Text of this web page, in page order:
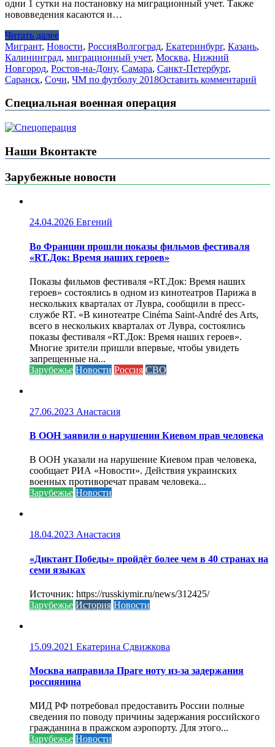
одни 1 сутки на постановку на миграционный учет. Также
нововведения касаются и…
Читать далее
Мигрант, Новости, РоссияВолгоград, Екатеринбург, Казань,
Калининград, миграционный учет, Москва, Нижний
Новгород, Ростов-на-Дону, Самара, Санкт-Петербург,
Саранск, Сочи, ЧМ по футболу 2018Оставить комментарий
Специальная военная операция
Наши Вконтакте
Зарубежные новости
24.04.2026 Евгений
Во Франции прошли показы фильмов фестиваля
«RT.Док: Время наших героев»
Показы фильмов фестиваля «RT.Док: Время наших
героев» состоялись в одном из кинотеатров Парижа в
нескольких кварталах от Лувра, сообщили в пресс-
службе RT. «В кинотеатре Cinéma Saint-André des Arts,
всего в нескольких кварталах от Лувра, состоялись
показы фестиваля «RT.Док: Время наших героев».
Многие зрители пришли впервые, чтобы увидеть
запрещенные на...
Зарубежье Новости Россия СВО
27.06.2023 Анастасия
В ООН заявили о нарушении Киевом прав человека
В ООН указали на нарушение Киевом прав человека,
сообщает РИА «Новости». Действия украинских
военных противоречат правам человека...
Зарубежье Новости
18.04.2023 Анастасия
«Диктант Победы» пройдёт более чем в 40 странах на
семи языках
Источник: https://russkiymir.ru/news/312425/
Зарубежье История Новости
15.09.2021 Екатерина Сдвижкова
Москва направила Праге ноту из-за задержания
россиянина
МИД РФ потребовал предоставить России полные
сведения по поводу причины задержания российского
гражданина в пражском аэропорту. Для этого...
Зарубежье Новости